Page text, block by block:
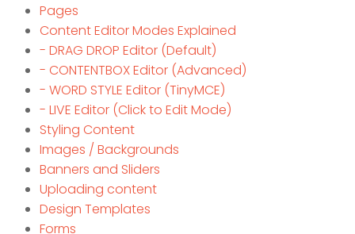
Pages
Content Editor Modes Explained
- DRAG DROP Editor (Default)
- CONTENTBOX Editor (Advanced)
- WORD STYLE Editor (TinyMCE)
- LIVE Editor (Click to Edit Mode)
Styling Content
Images / Backgrounds
Banners and Sliders
Uploading content
Design Templates
Forms